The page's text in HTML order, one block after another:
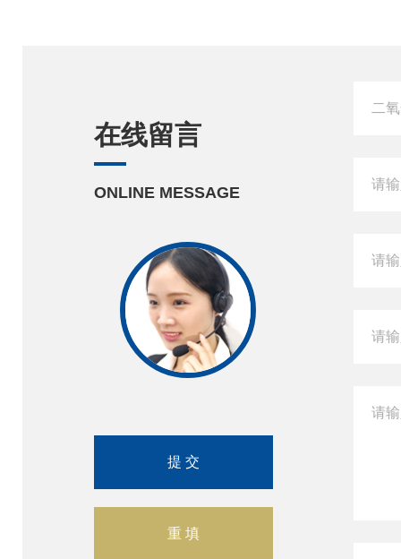
在线留言
ONLINE MESSAGE